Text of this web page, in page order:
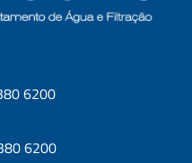
6200
6200